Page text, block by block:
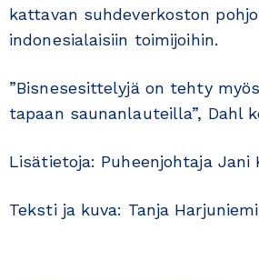
kattavan suhdeverkoston
indonesialaisiin toimijoihin.
”Bisnesesittelyjä on tehty
tapaan saunanlauteilla”, Dahl
Lisätietoja: Puheenjohtaja Jani
Teksti ja kuva: Tanja Harjuniemi